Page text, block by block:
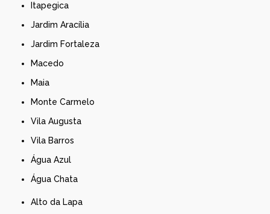
Itapegica
Jardim Aracília
Jardim Fortaleza
Macedo
Maia
Monte Carmelo
Vila Augusta
Vila Barros
Água Azul
Água Chata
Alto da Lapa